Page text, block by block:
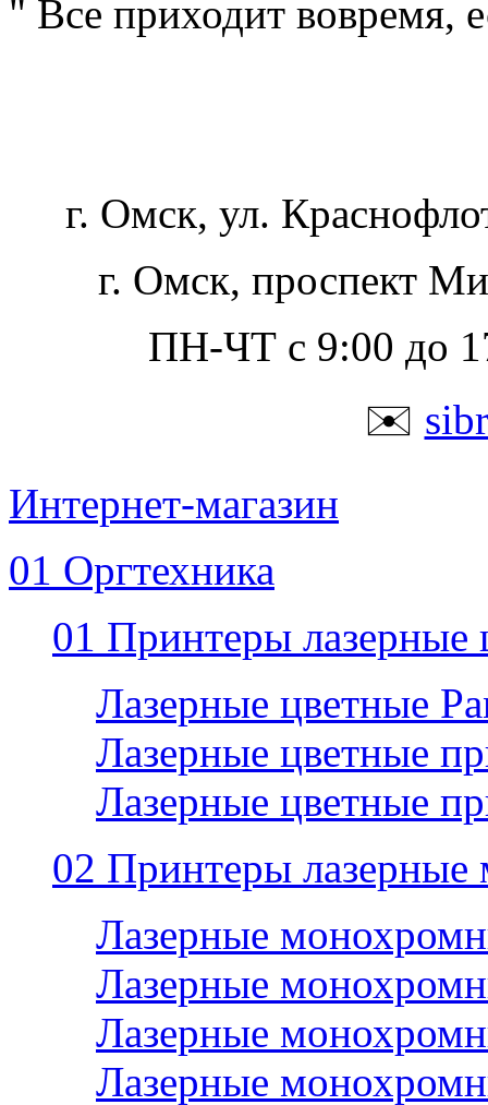
" Все приходит вовремя,
г. Омск, ул.
г. Омск, проспект
ПН-ЧТ с 9:00 до
✉️
Интернет-магазин
01 Оргтехника
01 Принтеры лазерные
Лазерные цветные
Лазерные цветные
Лазерные цветные
02 Принтеры
Лазерные
Лазерные
Лазерные
Лазерные